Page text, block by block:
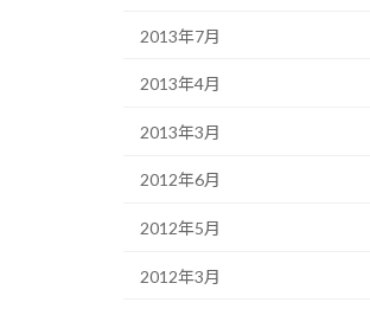
2013年7月
2013年4月
2013年3月
2012年6月
2012年5月
2012年3月